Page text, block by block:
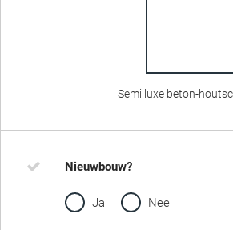
Semi luxe beton-
Nieuwbouw?
Ja Nee